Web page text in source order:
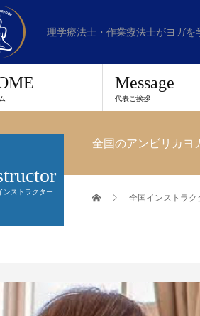
理学療法士・作業療法士がヨガを
Message
代表ご挨拶
ンストラクター
全国のアンビリカ
全国インストラク